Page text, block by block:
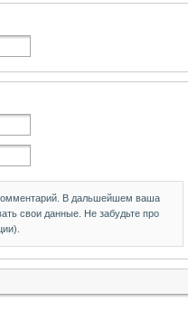
В дальшейшем ваша
свои данные. Не забудьте про